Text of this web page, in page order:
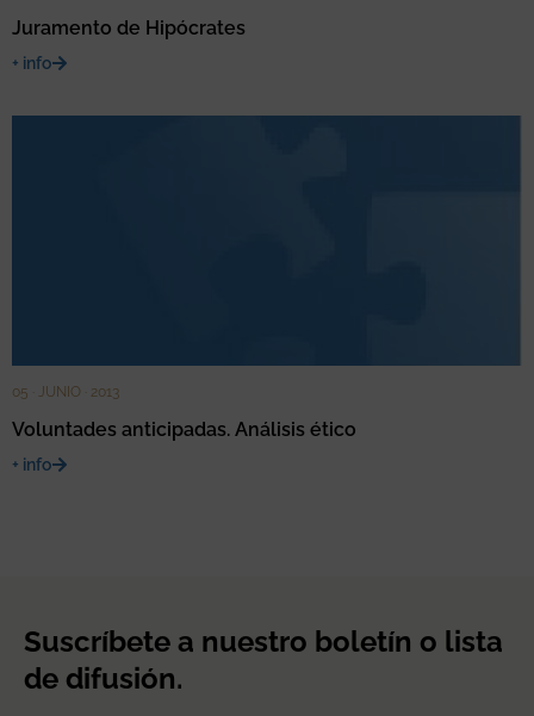
Juramento de Hipócrates
+ info
05 · JUNIO · 2013
Voluntades anticipadas. Análisis ético
+ info
Suscríbete a nuestro boletín o lista
de difusión.